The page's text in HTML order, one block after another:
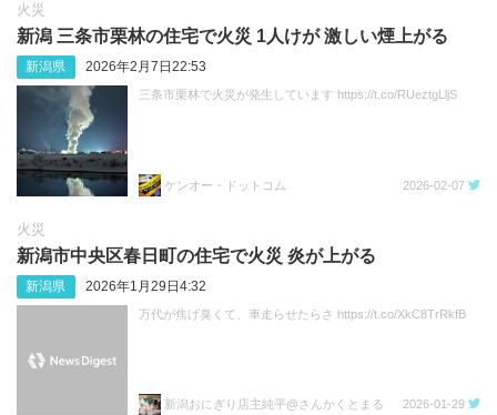
火災
新潟 三条市栗林の住宅で火災 1人けが 激しい煙上がる
新潟県 2026年2月7日22:53
三条市栗林で火災が発生しています https://t.co/RUeztgLljS
ケンオー・ドットコム 2026-02-07
火災
新潟市中央区春日町の住宅で火災 炎が上がる
新潟県 2026年1月29日4:32
万代が焦げ臭くて、車走らせたらさ https://t.co/XkC8TrRkfB
新潟おにぎり店主純平@さんかくとまる 2026-01-29